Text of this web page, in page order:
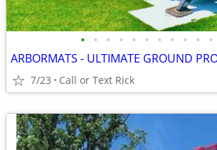
• • • • • • • • • • •
ARBORMATS - ULTIMATE GROUND
7/23 Call or Text Rick